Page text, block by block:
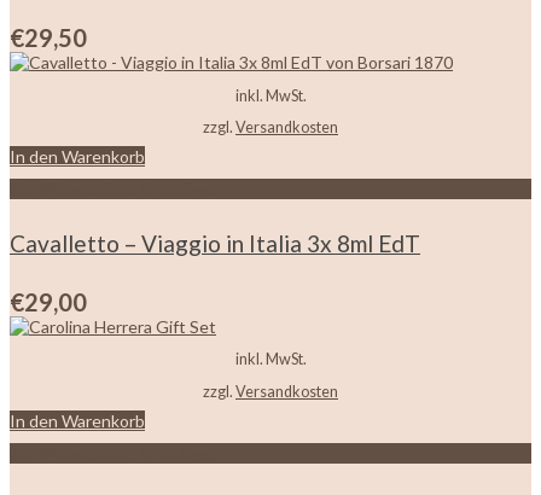
€29,50
inkl. MwSt.
zzgl. Versandkosten
In den Warenkorb
Cavalletto – Viaggio in Italia 3x 8ml EdT
€29,00
inkl. MwSt.
zzgl. Versandkosten
In den Warenkorb